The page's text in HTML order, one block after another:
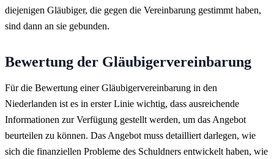
diejenigen Gläubiger, die gegen die Vereinbarung gestimmt haben,
sind dann an sie gebunden.
Bewertung der Gläubigervereinbarung
Für die Bewertung einer Gläubigervereinbarung in den
Niederlanden ist es in erster Linie wichtig, dass ausreichende
Informationen zur Verfügung gestellt werden, um das Angebot
beurteilen zu können. Das Angebot muss detailliert darlegen, wie
sich die finanziellen Probleme des Schuldners entwickelt haben, wie